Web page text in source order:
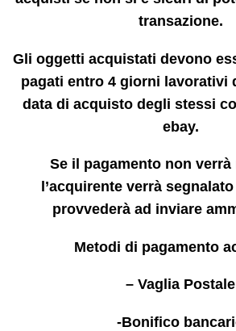
transazione.
Gli oggetti acquistati devono
pagati entro 4 giorni lavorativi
data di acquisto degli stessi
ebay.
Se il pagamento non
l’acquirente verrà
provvederà ad inviare
Metodi di pagamento
– Vaglia Postale
-Bonifico